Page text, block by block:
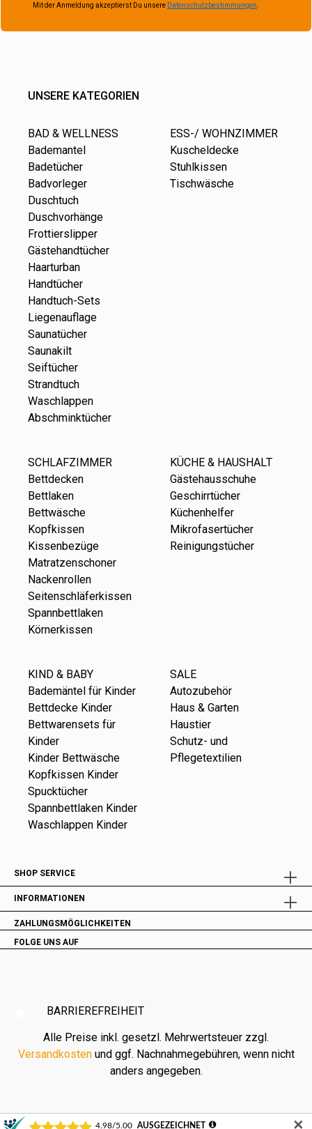
Mit der Anmeldung akzeptierst Du unsere Datenschutzbestimmungen
UNSERE KATEGORIEN
BAD & WELLNESS
Bademantel
Badetücher
Badvorleger
Duschtuch
Duschvorhänge
Frottierslipper
Gästehandtücher
Haarturban
Handtücher
Handtuch-Sets
Liegenauflage
Saunatücher
Saunakilt
Seiftücher
Strandtuch
Waschlappen
Abschminktücher
ESS-/ WOHNZIMMER
Kuscheldecke
Stuhlkissen
Tischwäsche
SCHLAFZIMMER
Bettdecken
Bettlaken
Bettwäsche
Kopfkissen
Kissenbezüge
Matratzenschoner
Nackenrollen
Seitenschläferkissen
Spannbettlaken
Körnerkissen
KÜCHE & HAUSHALT
Gästehausschuhe
Geschirrtücher
Küchenhelfer
Mikrofasertücher
Reinigungstücher
KIND & BABY
Bademäntel für Kinder
Bettdecke Kinder
Bettwarensets für
Kinder
Kinder Bettwäsche
Kopfkissen Kinder
Spucktücher
Spannbettlaken Kinder
Waschlappen Kinder
SALE
Autozubehör
Haus & Garten
Haustier
Schutz- und
Pflegetextilien
SHOP SERVICE
INFORMATIONEN
ZAHLUNGSMÖGLICHKEITEN
FOLGE UNS AUF
BARRIEREFREIHEIT
Alle Preise inkl. gesetzl. Mehrwertsteuer zzgl.
Versandkostenund ggf. Nachnahmegebühren, wenn nicht
anders angegeben.
✕